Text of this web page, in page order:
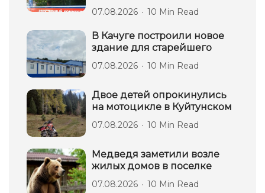
07.08.2026 10 Min Read
В Качуге построили новое
здание для старейшего
07.08.2026 10 Min Read
Двое детей опрокинулись
на мотоцикле в Куйтунском
07.08.2026 10 Min Read
Медведя заметили возле
жилых домов в поселке
07.08.2026 10 Min Read